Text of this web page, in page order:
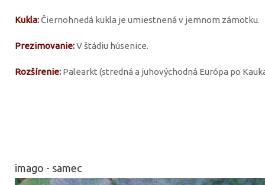
Kukla: Čiernohnedá kukla je umiestnená v jemnom zámotku.
Prezimovanie:V štádiu húsenice.
Rozšírenie: Palearkt (stredná a juhovýchodná Európa po
imago - samec